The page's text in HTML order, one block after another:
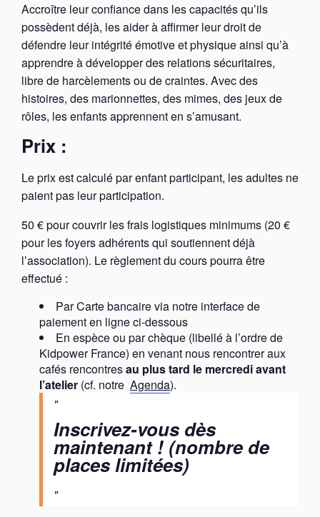
Accroître leur confiance dans les capacités qu’ils
possèdent déjà, les aider à affirmer leur droit de
défendre leur intégrité émotive et physique ainsi qu’à
apprendre à développer des relations sécuritaires,
libre de harcèlements ou de craintes. Avec des
histoires, des marionnettes, des mimes, des jeux de
rôles, les enfants apprennent en s’amusant.
Prix :
Le prix est calculé par enfant participant, les adultes ne
paient pas leur participation.
50 € pour couvrir les frais logistiques minimums (20 €
pour les foyers adhérents qui soutiennent déjà
l’association). Le règlement du cours pourra être
effectué :
Par Carte bancaire via notre interface de
paiement en ligne ci-dessous
En espèce ou par chèque (libellé à l’ordre de
Kidpower France) en venant nous rencontrer aux
cafés rencontresau plus tard le mercredi avant
l’atelier (cf. notre Agenda).
Inscrivez-vous dès
maintenant ! (nombre de
places limitées)